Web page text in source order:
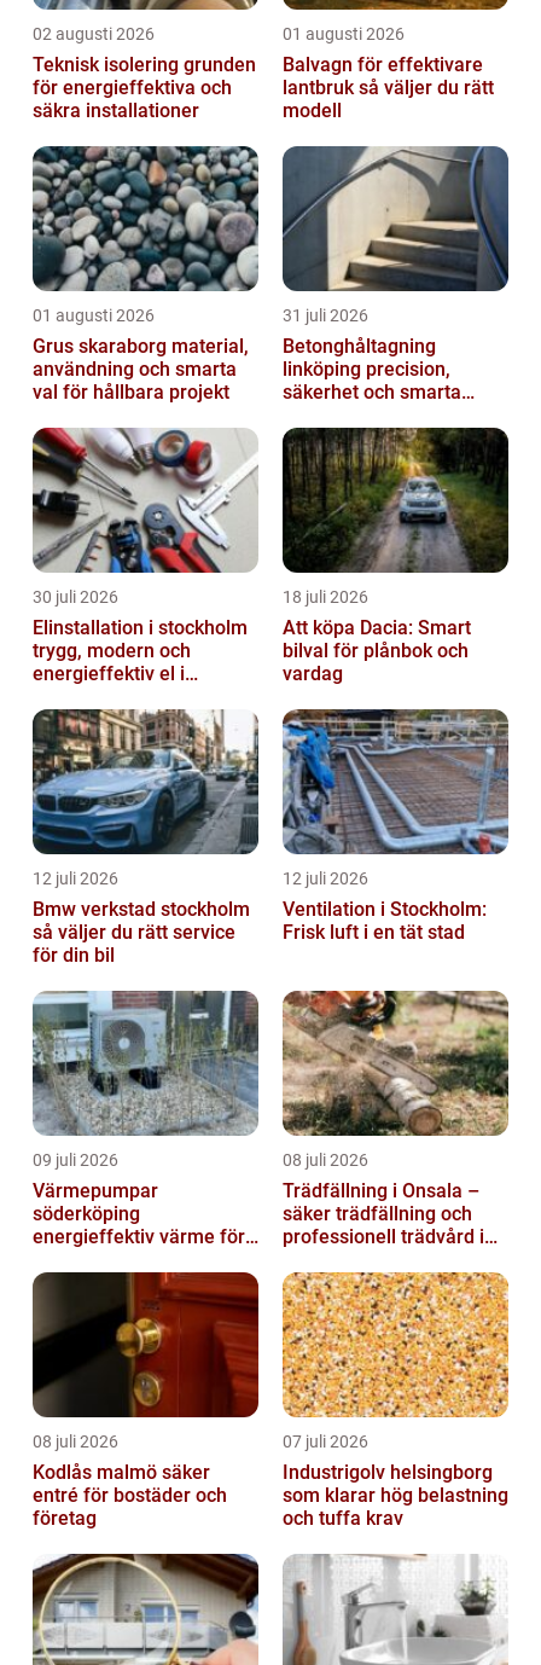
02 augusti 2026
Teknisk isolering grunden
för energieffektiva och
säkra installationer
01 augusti 2026
Balvagn för effektivare
lantbruk så väljer du rätt
modell
01 augusti 2026
Grus skaraborg material,
användning och smarta
val för hållbara projekt
31 juli 2026
Betonghåltagning
linköping precision,
säkerhet och smarta
30 juli 2026
Elinstallation i stockholm
trygg, modern och
energieffektiv el i
18 juli 2026
Att köpa Dacia: Smart
bilval för plånbok och
vardag
12 juli 2026
Bmw verkstad stockholm
så väljer du rätt service
för din bil
12 juli 2026
Ventilation i Stockholm:
Frisk luft i en tät stad
09 juli 2026
Värmepumpar
söderköping
energieffektiv värme för
08 juli 2026
Trädfällning i Onsala –
säker trädfällning och
professionell trädvård i
08 juli 2026
Kodlås malmö säker
entré för bostäder och
företag
07 juli 2026
Industrigolv helsingborg
som klarar hög belastning
och tuffa krav